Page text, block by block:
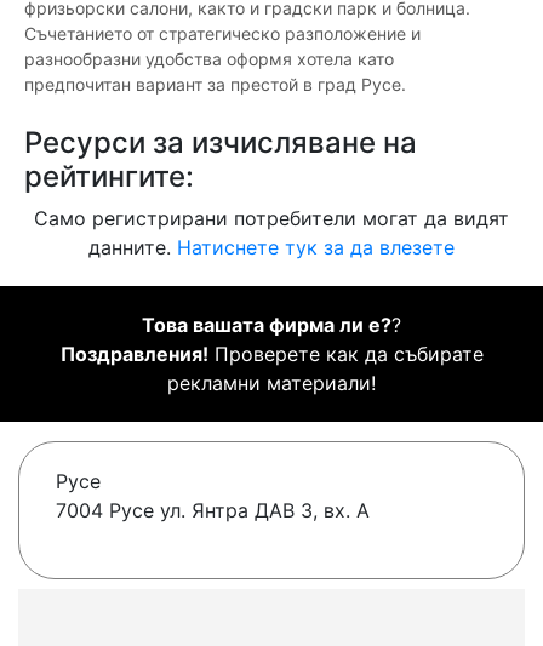
фризьорски салони, както и градски парк и болница.
Съчетанието от стратегическо разположение и
разнообразни удобства оформя хотела като
предпочитан вариант за престой в град Русе.
Ресурси за изчисляване на
рейтингите:
Само регистрирани потребители могат да видят
данните. Натиснете тук за да влезете
Това вашата фирма ли е??
Поздравления! Проверете как да събирате
рекламни материали!
Русе
7004 Русе ул. Янтра ДАВ 3, вх. А